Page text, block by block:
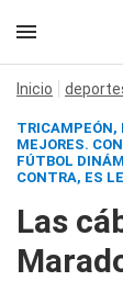
Inicio
TRICAMPEÓN,
MEJORES.
FÚTBOL
CONTRA, ES
Las